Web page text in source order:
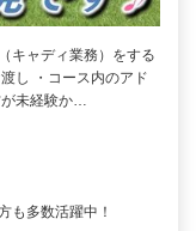
キャディ業務）をする
し ・コース内のアド
未経験か…
も多数活躍中！